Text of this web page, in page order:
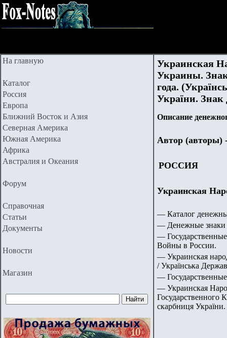
На главную
Каталог
Россия
Европа
Ближний Восток и Азия
Северная Америка
Южная Америка
Африка
Австралия и Океания
Форум
Справочная
Статьи
Документы
Новости
Магазин
Украинская
Украины. Знак
года.
України. Знак
Описание
Автор (авторы)
РОССИЯ
Украинская
— Каталог
— Денежные знаки
—
Войны в России.
— Украинская
/ Українська
—
— Украинская
Государственного
скарбниця